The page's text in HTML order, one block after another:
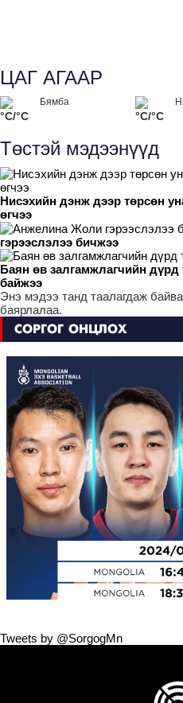
ЦАГ АГААР
Бямба
°C/°C °C/°C
Төстэй мэдээнүүд
Нисэхийн дэнж дээр төрсөн
өгчээ
гэрээслэлээ бичжээ
Баян өв залгамжлагчийн дүрд
байжээ
Энэ мэдээ танд таалагдаж
баярлалаа.
СОРГОГ ОНЦЛОХ
Tweets by @SorgogMn